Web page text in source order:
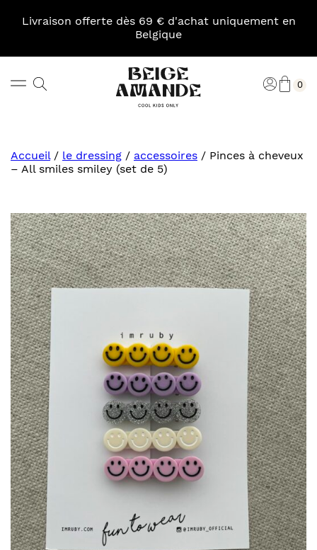
Livraison offerte dès 69 € d'achat uniquement en
Belgique
Rechercher 0
Accueil/ le dressing / accessoires / Pinces à cheveux
– All smiles smiley (set de 5)